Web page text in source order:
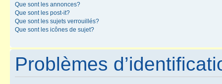
Que sont les annonces?
Que sont les post-it?
Que sont les sujets verrouillés?
Que sont les icônes de sujet?
Problèmes